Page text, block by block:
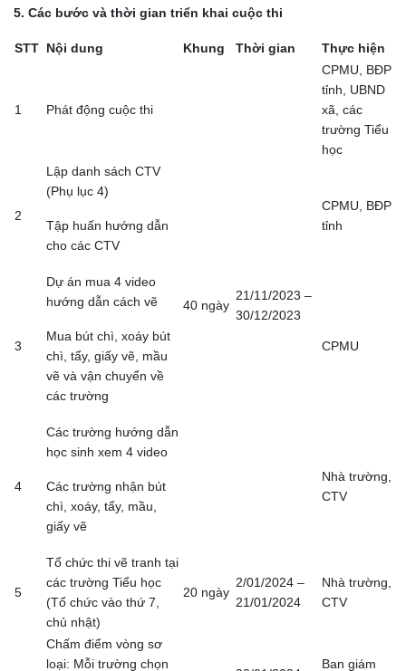
5. Các bước và thời gian triển khai cuộc thi
STT Nội dung Khung Thời gian Thực hiện
1 Phát động cuộc thi
40 ngày
21/11/2023 –
30/12/2023
CPMU, BĐP
tỉnh, UBND
xã, các
trường Tiểu
học
2
Lập danh sách CTV
(Phụ lục 4)
Tập huấn hướng dẫn
cho các CTV
CPMU, BĐP
tỉnh
3
Dự án mua 4 video
hướng dẫn cách vẽ
Mua bút chì, xoáy bút
chì, tẩy, giấy vẽ, mầu
vẽ và vận chuyển về
các trường
CPMU
4
Các trường hướng dẫn
học sinh xem 4 video
Các trường nhận bút
chì, xoáy, tẩy, mầu,
giấy vẽ
Nhà trường,
CTV
5
Tổ chức thi vẽ tranh tại
các trường Tiểu học
(Tổ chức vào thứ 7,
chủ nhật)
20 ngày
2/01/2024 –
21/01/2024
Nhà trường,
CTV
Chấm điểm vòng sơ
loại: Mỗi trường chọn
Ban giám